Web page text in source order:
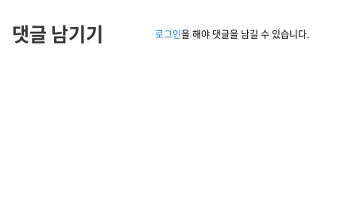
댓글 남기기 로그인을 해야 댓글을 남길 수 있습니다.